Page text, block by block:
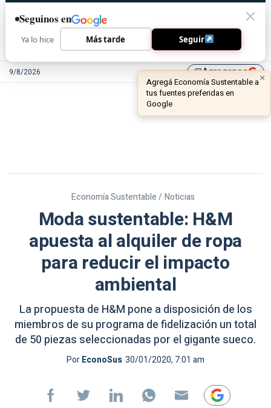
9/8/2026 library_addAgreganos
Economía Sustentable / Noticias
Moda sustentable: H&M
apuesta al alquiler de ropa
para reducir el impacto
ambiental
La propuesta de H&M pone a disposición de los
miembros de su programa de fidelización un total
de 50 piezas seleccionadas por el gigante sueco.
PorEconoSus 30/01/2020, 7:01 am
Seguinos en
Ya lo hice Más tarde Seguir